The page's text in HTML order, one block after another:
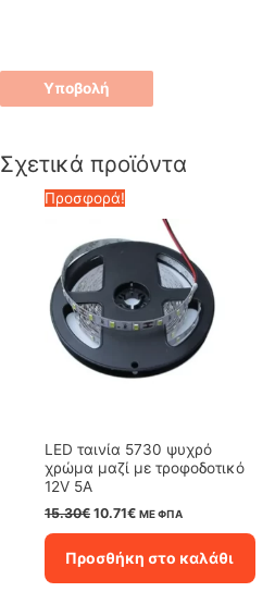
Σχετικά προϊόντα
Προσφορά!
LED ταινία 5730 ψυχρό
χρώμα μαζί με τροφοδοτικό
12V 5A
15.30€ Original
price
15.30€.
10.71€Η
τρέχουσα
είναι:
10.71€.
ΜΕ ΦΠΑ
Προσθήκη στο καλάθι